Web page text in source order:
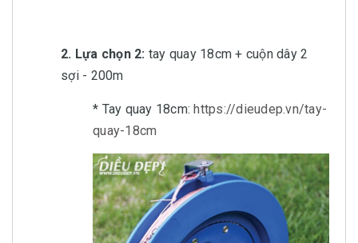
2. Lựa chọn 2: tay quay 18cm + cuộn dây 2
sợi - 200m
* Tay quay 18cm:https://dieudep.vn/tay-
quay-18cm